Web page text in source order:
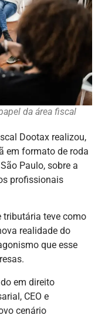
da área fiscal
Dootax realizou,
em formato de roda
Paulo, sobre a
profissionais
tributária teve como
realidade do
que esse
em direito
CEO e
cenário